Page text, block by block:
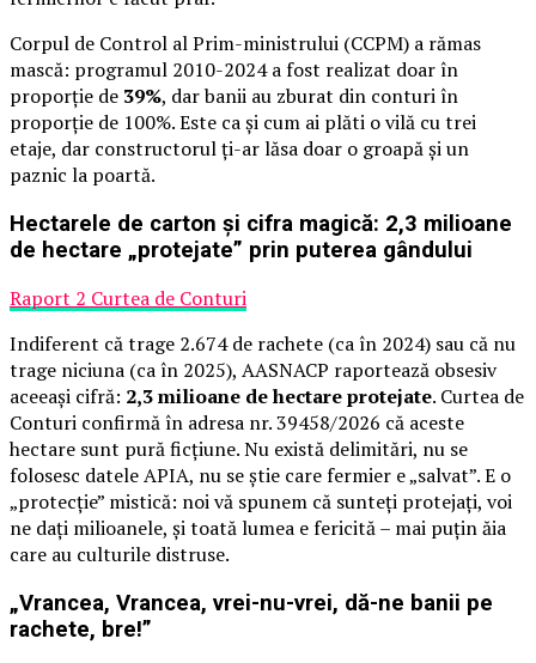
Corpul de Control al Prim-ministrului (CCPM) a rămas
mască: programul 2010-2024 a fost realizat doar în
proporție de 39%, dar banii au zburat din conturi în
proporție de 100%. Este ca și cum ai plăti o vilă cu trei
etaje, dar constructorul ți-ar lăsa doar o groapă și un
paznic la poartă.
Hectarele de carton și cifra magică: 2,3 milioane
de hectare „protejate” prin puterea gândului
Raport 2 Curtea de Conturi
Indiferent că trage 2.674 de rachete (ca în 2024) sau că nu
trage niciuna (ca în 2025), AASNACP raportează obsesiv
aceeași cifră: 2,3 milioane de hectare protejate. Curtea de
Conturi confirmă în adresa nr. 39458/2026 că aceste
hectare sunt pură ficțiune. Nu există delimitări, nu se
folosesc datele APIA, nu se știe care fermier e „salvat”. E o
„protecție” mistică: noi vă spunem că sunteți protejați, voi
ne dați milioanele, și toată lumea e fericită – mai puțin ăia
care au culturile distruse.
„Vrancea, Vrancea, vrei-nu-vrei, dă-ne banii pe
rachete, bre!”